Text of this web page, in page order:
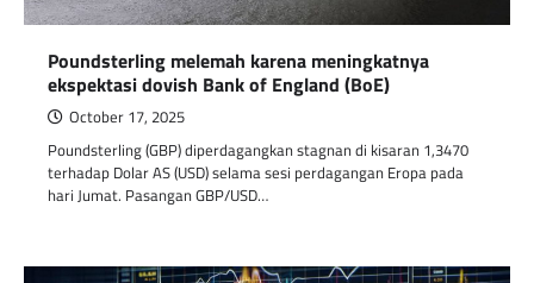
Poundsterling melemah karena meningkatnya
ekspektasi dovish Bank of England (BoE)
October 17, 2025
Poundsterling (GBP) diperdagangkan stagnan di kisaran 1,3470
terhadap Dolar AS (USD) selama sesi perdagangan Eropa pada
hari Jumat. Pasangan GBP/USD…